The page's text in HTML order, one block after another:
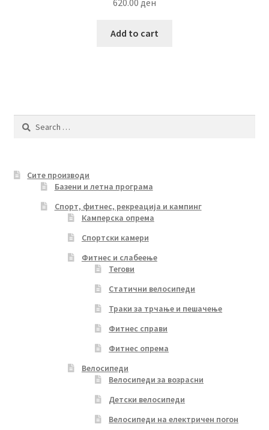
Add to cart
Search
Сите производи
Базени и летна програма
Спорт, фитнес, рекреација и кампинг
Камперска опрема
Спортски камери
Фитнес и слабеење
Тегови
Статични велосипеди
Траки за трчање и пешачење
Фитнес справи
Фитнес опрема
Велосипеди
Велосипеди за возрасни
Детски велосипеди
Велосипеди на електричен погон